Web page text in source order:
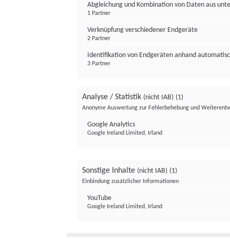
Abgleichung und Kombination von Daten aus
1 Partner
Verknüpfung verschiedener Endgeräte
2 Partner
Identifikation von Endgeräten anhand
3 Partner
Analyse / Statistik (nicht IAB) (1)
Anonyme Auswertung zur Fehlerbehebung und
Google Analytics
Google Ireland Limited, Irland
Sonstige Inhalte (nicht IAB) (1)
Einbindung zusätzlicher Informationen
YouTube
Google Ireland Limited, Irland